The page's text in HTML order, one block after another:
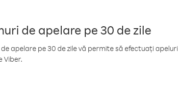
de apelare pe 30 de zile
de apelare pe 30 de zile vă permite să efectuați
Viber.